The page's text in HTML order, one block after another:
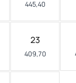
445,40
23
409,70